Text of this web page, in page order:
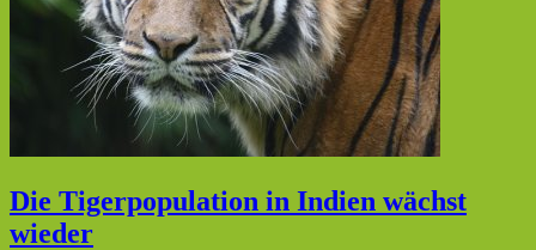
Die Tigerpopulation in Indien wächst
wieder